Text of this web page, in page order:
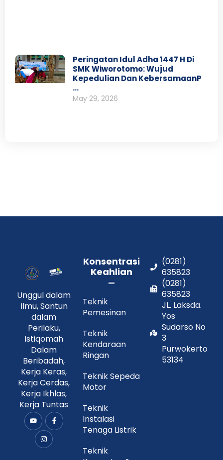
Peringatan Idul Adha 1447 H Di
SMK Wiworotomo: Wujud
Kepedulian Dan KebersamaanP
…
May 29, 2026
Unggul dalam
Ilmu, Santun
dalam
Perilaku,
Istiqomah
Dalam
Beribadah,
Kerja Keras,
Kerja Cerdas,
Kerja Ikhlas,
Kerja Tuntas
Y
o
u
t
u
F
a
n
s
t
a
Konsentrasi
Keahlian
Teknik
Pemesinan
Teknik
Kendaraan
Ringan
Teknik Sepeda
Motor
Teknik
Instalasi
Tenaga Listrik
Teknik
(0281)
635823
(0281)
635823
JL. Laksda.
Yos
Sudarso No
3
Purwokerto
53134